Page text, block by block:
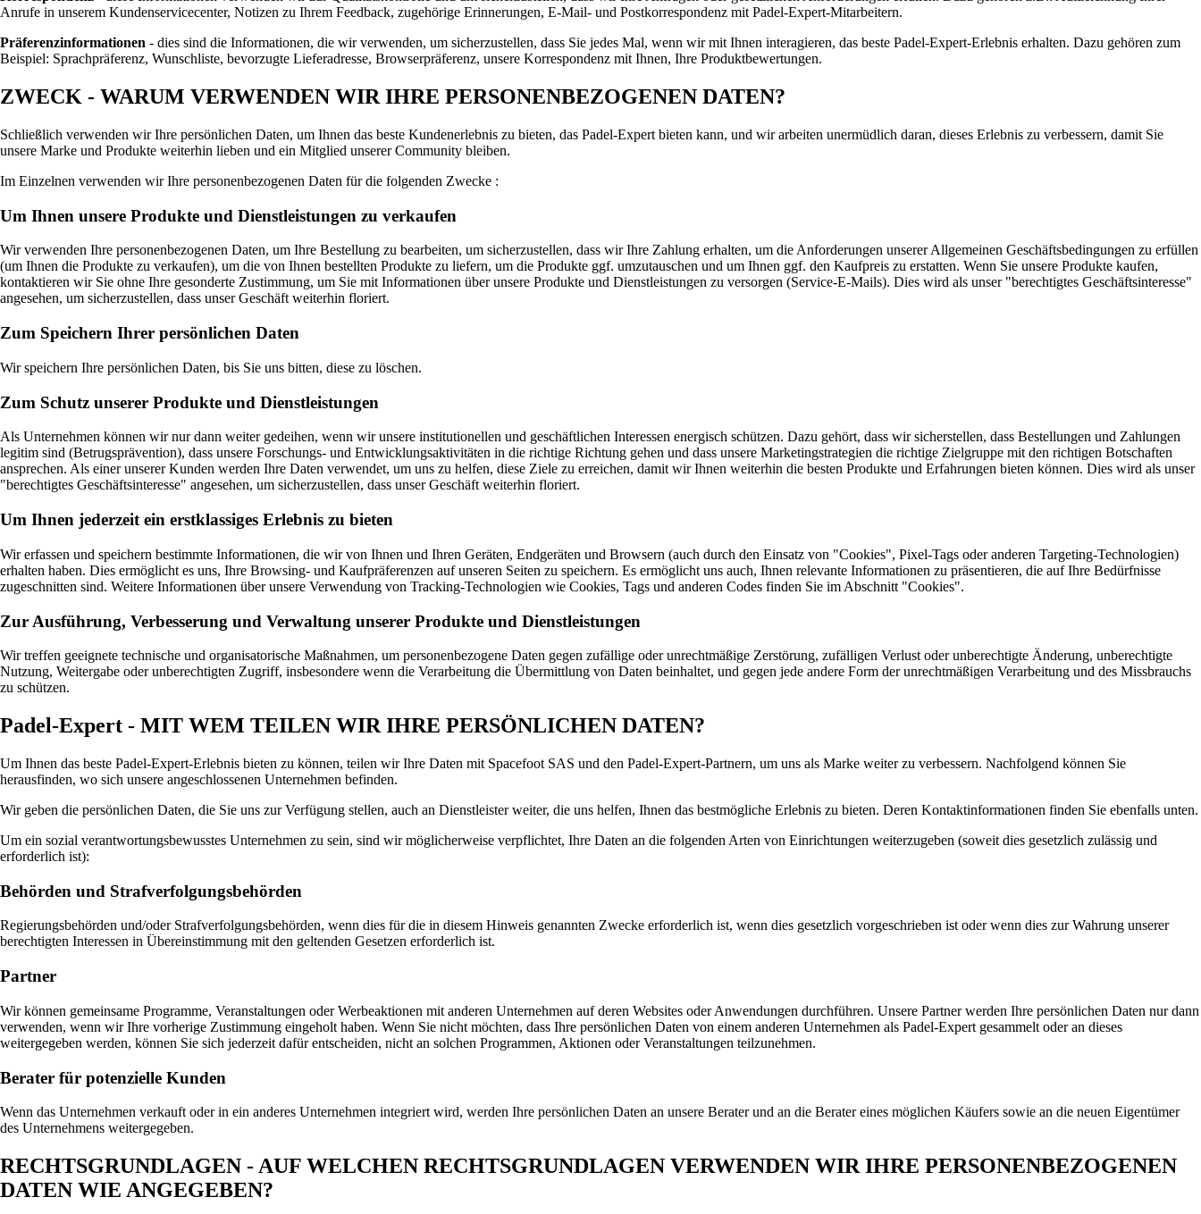
Anrufe in unserem Kundenservicecenter, Notizen zu Ihrem Feedback, zugehörige Erinnerungen, E-Mail- und Postkorrespondenz mit Padel-Expert-Mitarbeitern.
Präferenzinformationen - dies sind die Informationen, die wir verwenden, um sicherzustellen, dass Sie jedes Mal, wenn wir mit Ihnen interagieren, das beste Padel-Expert-Erlebnis erhalten. Dazu gehören zum
Beispiel: Sprachpräferenz, Wunschliste, bevorzugte Lieferadresse, Browserpräferenz, unsere Korrespondenz mit Ihnen, Ihre Produktbewertungen.
ZWECK - WARUM VERWENDEN WIR IHRE PERSONENBEZOGENEN DATEN?
Schließlich verwenden wir Ihre persönlichen Daten, um Ihnen das beste Kundenerlebnis zu bieten, das Padel-Expert bieten kann, und wir arbeiten unermüdlich daran, dieses Erlebnis zu verbessern, damit Sie
unsere Marke und Produkte weiterhin lieben und ein Mitglied unserer Community bleiben.
Im Einzelnen verwenden wir Ihre personenbezogenen Daten für die folgenden Zwecke :
Um Ihnen unsere Produkte und Dienstleistungen zu verkaufen
Wir verwenden Ihre personenbezogenen Daten, um Ihre Bestellung zu bearbeiten, um sicherzustellen, dass wir Ihre Zahlung erhalten, um die Anforderungen unserer Allgemeinen Geschäftsbedingungen zu erfüllen
(um Ihnen die Produkte zu verkaufen), um die von Ihnen bestellten Produkte zu liefern, um die Produkte ggf. umzutauschen und um Ihnen ggf. den Kaufpreis zu erstatten. Wenn Sie unsere Produkte kaufen,
kontaktieren wir Sie ohne Ihre gesonderte Zustimmung, um Sie mit Informationen über unsere Produkte und Dienstleistungen zu versorgen (Service-E-Mails). Dies wird als unser "berechtigtes Geschäftsinteresse"
angesehen, um sicherzustellen, dass unser Geschäft weiterhin floriert.
Zum Speichern Ihrer persönlichen Daten
Wir speichern Ihre persönlichen Daten, bis Sie uns bitten, diese zu löschen.
Zum Schutz unserer Produkte und Dienstleistungen
Als Unternehmen können wir nur dann weiter gedeihen, wenn wir unsere institutionellen und geschäftlichen Interessen energisch schützen. Dazu gehört, dass wir sicherstellen, dass Bestellungen und Zahlungen
legitim sind (Betrugsprävention), dass unsere Forschungs- und Entwicklungsaktivitäten in die richtige Richtung gehen und dass unsere Marketingstrategien die richtige Zielgruppe mit den richtigen Botschaften
ansprechen. Als einer unserer Kunden werden Ihre Daten verwendet, um uns zu helfen, diese Ziele zu erreichen, damit wir Ihnen weiterhin die besten Produkte und Erfahrungen bieten können. Dies wird als unser
"berechtigtes Geschäftsinteresse" angesehen, um sicherzustellen, dass unser Geschäft weiterhin floriert.
Um Ihnen jederzeit ein erstklassiges Erlebnis zu bieten
Wir erfassen und speichern bestimmte Informationen, die wir von Ihnen und Ihren Geräten, Endgeräten und Browsern (auch durch den Einsatz von "Cookies", Pixel-Tags oder anderen Targeting-Technologien)
erhalten haben. Dies ermöglicht es uns, Ihre Browsing- und Kaufpräferenzen auf unseren Seiten zu speichern. Es ermöglicht uns auch, Ihnen relevante Informationen zu präsentieren, die auf Ihre Bedürfnisse
zugeschnitten sind. Weitere Informationen über unsere Verwendung von Tracking-Technologien wie Cookies, Tags und anderen Codes finden Sie im Abschnitt "Cookies".
Zur Ausführung, Verbesserung und Verwaltung unserer Produkte und Dienstleistungen
Wir treffen geeignete technische und organisatorische Maßnahmen, um personenbezogene Daten gegen zufällige oder unrechtmäßige Zerstörung, zufälligen Verlust oder unberechtigte Änderung, unberechtigte
Nutzung, Weitergabe oder unberechtigten Zugriff, insbesondere wenn die Verarbeitung die Übermittlung von Daten beinhaltet, und gegen jede andere Form der unrechtmäßigen Verarbeitung und des Missbrauchs
zu schützen.
Padel-Expert - MIT WEM TEILEN WIR IHRE PERSÖNLICHEN DATEN?
Um Ihnen das beste Padel-Expert-Erlebnis bieten zu können, teilen wir Ihre Daten mit Spacefoot SAS und den Padel-Expert-Partnern, um uns als Marke weiter zu verbessern. Nachfolgend können Sie
herausfinden, wo sich unsere angeschlossenen Unternehmen befinden.
Wir geben die persönlichen Daten, die Sie uns zur Verfügung stellen, auch an Dienstleister weiter, die uns helfen, Ihnen das bestmögliche Erlebnis zu bieten. Deren Kontaktinformationen finden Sie ebenfalls unten.
Um ein sozial verantwortungsbewusstes Unternehmen zu sein, sind wir möglicherweise verpflichtet, Ihre Daten an die folgenden Arten von Einrichtungen weiterzugeben (soweit dies gesetzlich zulässig und
erforderlich ist):
Behörden und Strafverfolgungsbehörden
Regierungsbehörden und/oder Strafverfolgungsbehörden, wenn dies für die in diesem Hinweis genannten Zwecke erforderlich ist, wenn dies gesetzlich vorgeschrieben ist oder wenn dies zur Wahrung unserer
berechtigten Interessen in Übereinstimmung mit den geltenden Gesetzen erforderlich ist.
Partner
Wir können gemeinsame Programme, Veranstaltungen oder Werbeaktionen mit anderen Unternehmen auf deren Websites oder Anwendungen durchführen. Unsere Partner werden Ihre persönlichen Daten nur dann
verwenden, wenn wir Ihre vorherige Zustimmung eingeholt haben. Wenn Sie nicht möchten, dass Ihre persönlichen Daten von einem anderen Unternehmen als Padel-Expert gesammelt oder an dieses
weitergegeben werden, können Sie sich jederzeit dafür entscheiden, nicht an solchen Programmen, Aktionen oder Veranstaltungen teilzunehmen.
Berater für potenzielle Kunden
Wenn das Unternehmen verkauft oder in ein anderes Unternehmen integriert wird, werden Ihre persönlichen Daten an unsere Berater und an die Berater eines möglichen Käufers sowie an die neuen Eigentümer
des Unternehmens weitergegeben.
RECHTSGRUNDLAGEN - AUF WELCHEN RECHTSGRUNDLAGEN VERWENDEN WIR IHRE PERSONENBEZOGENEN
DATEN WIE ANGEGEBEN?